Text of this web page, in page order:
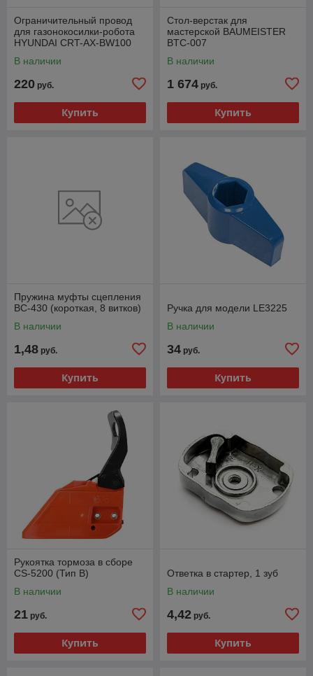
Ограничительный провод
для газонокосилки-робота
HYUNDAI CRT-AX-BW100
В наличии
220 руб.
Купить
Стол-верстак для
мастерской BAUMEISTER
BTC-007
В наличии
1 674 руб.
Купить
Пружина муфты сцепления
ВС-430 (короткая, 8 витков)
В наличии
1,48 руб.
Купить
Ручка для модели LE3225
В наличии
34 руб.
Купить
Рукоятка тормоза в сборе
CS-5200 (Тип B)
В наличии
21 руб.
Купить
Ответка в стартер, 1 зуб
В наличии
4,42 руб.
Купить